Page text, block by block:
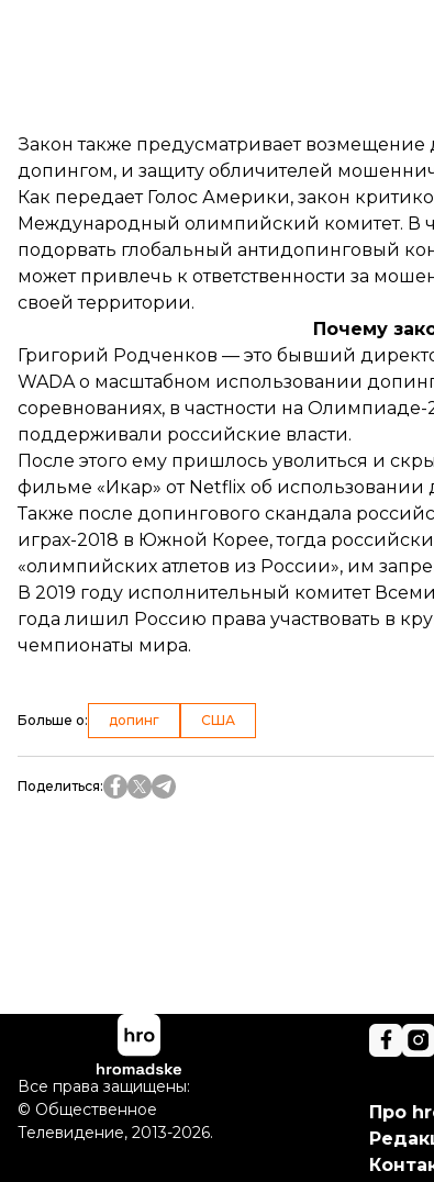
Закон также предусматривает
допингом, и защиту обличителей
Как передаетГолос Америки, закон
Международный олимпийский комитет. В
подорвать глобальный антидопинговый
может привлечь к ответственности за
своей территории.
Почему
Григорий Родченков — это бывший
WADA о масштабном использовании
соревнованиях, в частности на
поддерживали российские власти.
После этого ему пришлось уволиться и
фильме «Икар» от Netflix об использовании
Также после допингового скандала
играх-2018 в Южной Корее, тогда
«олимпийских атлетов из России», им
В 2019 году исполнительный комитет
годалишил Россию права участвовать в
чемпионаты мира.
Больше о: допинг США
Поделиться:
Про
Все права защищены:
© Общественное
Телевидение, 2013-2026.